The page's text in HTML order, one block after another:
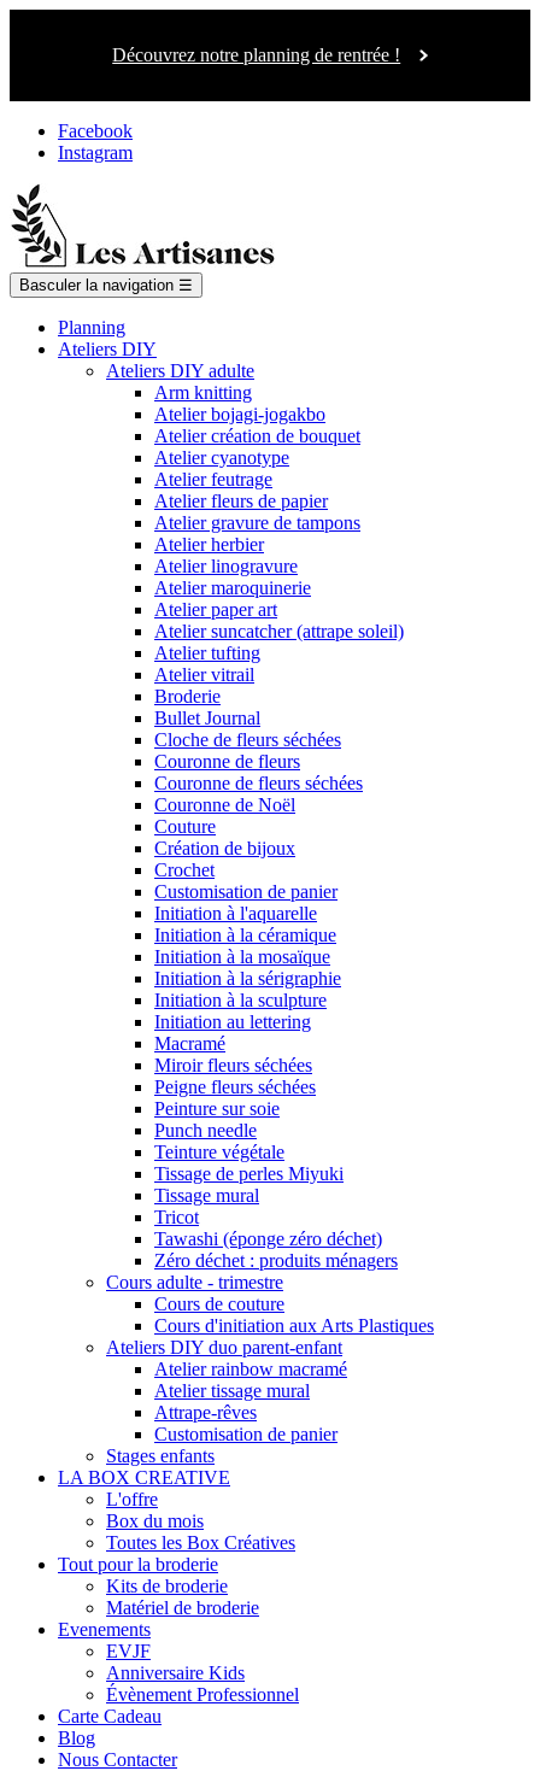
Découvrez notre planning de rentrée !
Facebook
Instagram
Basculer la navigation ☰
Planning
Ateliers DIY
Ateliers DIY adulte
Arm knitting
Atelier bojagi-jogakbo
Atelier création de bouquet
Atelier cyanotype
Atelier feutrage
Atelier fleurs de papier
Atelier gravure de tampons
Atelier herbier
Atelier linogravure
Atelier maroquinerie
Atelier paper art
Atelier suncatcher (attrape soleil)
Atelier tufting
Atelier vitrail
Broderie
Bullet Journal
Cloche de fleurs séchées
Couronne de fleurs
Couronne de fleurs séchées
Couronne de Noël
Couture
Création de bijoux
Crochet
Customisation de panier
Initiation à l'aquarelle
Initiation à la céramique
Initiation à la mosaïque
Initiation à la sérigraphie
Initiation à la sculpture
Initiation au lettering
Macramé
Miroir fleurs séchées
Peigne fleurs séchées
Peinture sur soie
Punch needle
Teinture végétale
Tissage de perles Miyuki
Tissage mural
Tricot
Tawashi (éponge zéro déchet)
Zéro déchet : produits ménagers
Cours adulte - trimestre
Cours de couture
Cours d'initiation aux Arts Plastiques
Ateliers DIY duo parent-enfant
Atelier rainbow macramé
Atelier tissage mural
Attrape-rêves
Customisation de panier
Stages enfants
LA BOX CREATIVE
L'offre
Box du mois
Toutes les Box Créatives
Tout pour la broderie
Kits de broderie
Matériel de broderie
Evenements
EVJF
Anniversaire Kids
Évènement Professionnel
Carte Cadeau
Blog
Nous Contacter